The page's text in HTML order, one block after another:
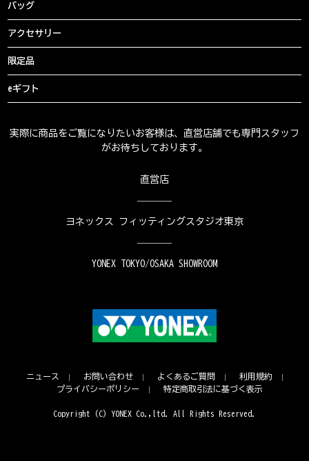
バッグ
アクセサリー
限定品
eギフト
実際に商品をご覧になりたいお客様は、直営店舗でも専門スタッフ
がお待ちしております。
直営店
ヨネックス フィッティングスタジオ東京
YONEX TOKYO/OSAKA SHOWROOM
ニュース お問い合わせ よくあるご質問
利用規約
プライバシーポリシー
特定商取引法に基づく表示
Copyright (C) YONEX Co.,ltd. All Rights Reserved.